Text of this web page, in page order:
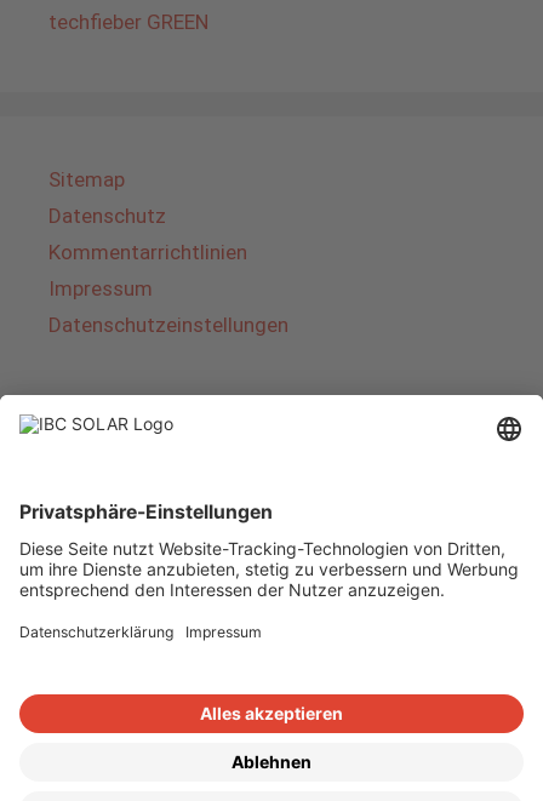
techfieber GREEN
Sitemap
Datenschutz
Kommentarrichtlinien
Impressum
Datenschutzeinstellungen
Über IBC SOLAR
von Energielösungen und Dienstleistungen im
Bereich Photovoltaik und Speicher. Das
Unternehmen bietet Komplettsysteme an und
deckt das gesamte Spektrum von der Planung
bis zur schlüsselfertigen Übergabe von
Energielösungen für Eigenheime, Gewerbe und
Industrie sowie Solarparks.